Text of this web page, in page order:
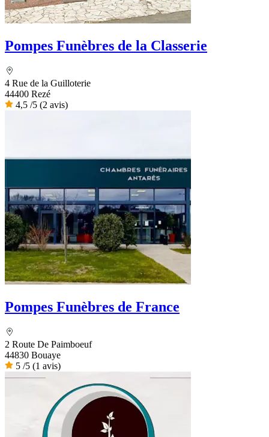
Pompes Funèbres de la Classerie
4 Rue de la Guilloterie
44400 Rezé
4,5 /5 (2 avis)
Pompes Funèbres de France
2 Route De Paimboeuf
44830 Bouaye
5 /5 (1 avis)